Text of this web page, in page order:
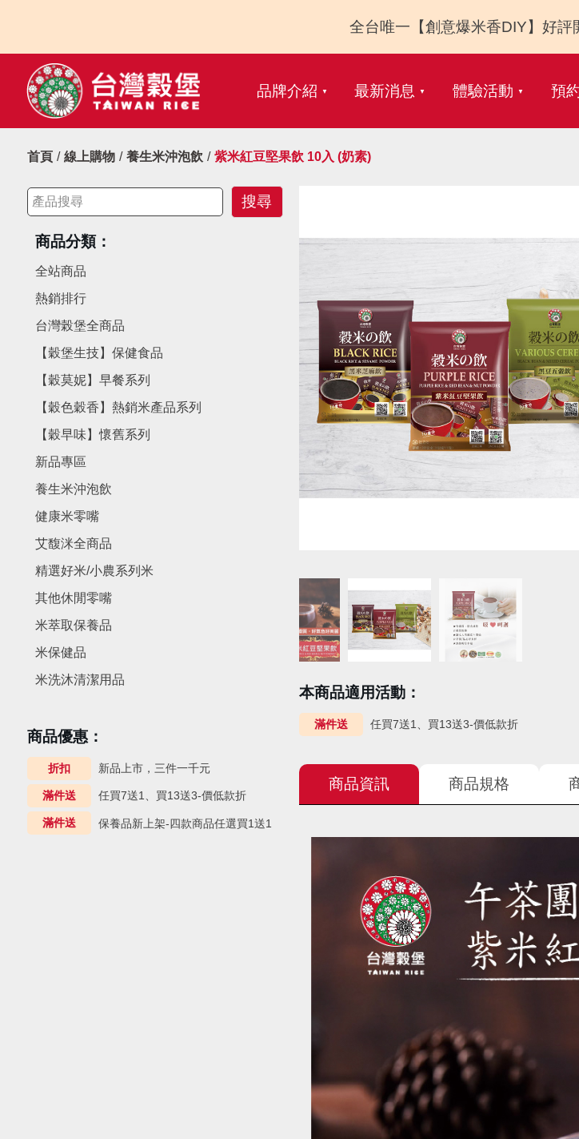
全台唯一【創意爆米香DIY】好評
品牌介紹 最新消息 體驗活動 預
首頁 線上購物 養生米沖泡飲 紫米紅豆堅果飲 10入 (奶素)
商品分類：
全站商品
熱銷排行
台灣榖堡全商品
【穀堡生技】保健食品
【穀莫妮】早餐系列
【穀色穀香】熱銷米產品系列
【穀早味】懷舊系列
新品專區
養生米沖泡飲
健康米零嘴
艾馥洣全商品
精選好米/小農系列米
其他休閒零嘴
米萃取保養品
米保健品
米洗沐清潔用品
商品優惠：
折扣 新品上市，三件一千元
滿件送 任買7送1、買13送3-價低款折
滿件送 保養品新上架-四款商品任選買1送1
本商品適用活動：
滿件送 任買7送1、買13送3-價低款折
商品資訊 商品規格